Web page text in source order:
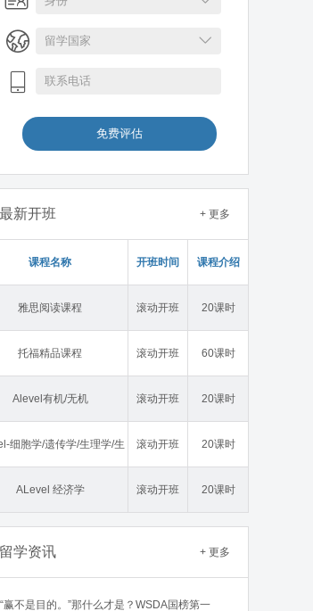
免费评估
最新开班 + 更多
课程名称 开班时间 课程介绍
雅思阅读课程 滚动开班 20课时
托福精品课程 滚动开班 60课时
Alevel有机/无机 滚动开班 20课时
细胞学/遗传学/生理学/生
态学
滚动开班 20课时
ALevel 经济学 滚动开班 20课时
留学资讯 + 更多
“赢不是目的。”那什么才是？WSDA国榜第一